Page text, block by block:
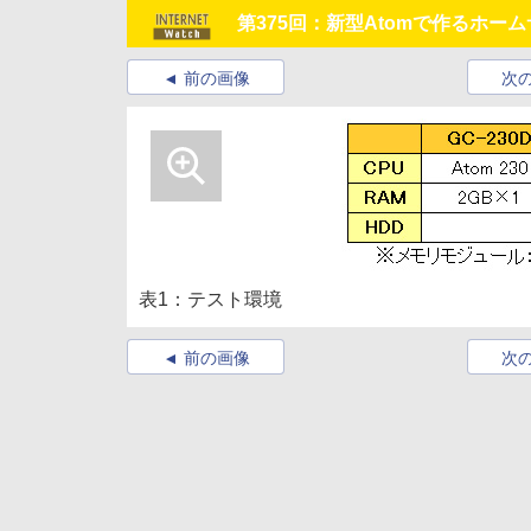
第375回：新型Atomで作るホー
前の画像 次
表1：テスト環境
前の画像 次